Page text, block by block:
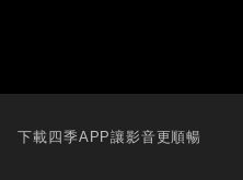
下載四季APP讓影音更順暢